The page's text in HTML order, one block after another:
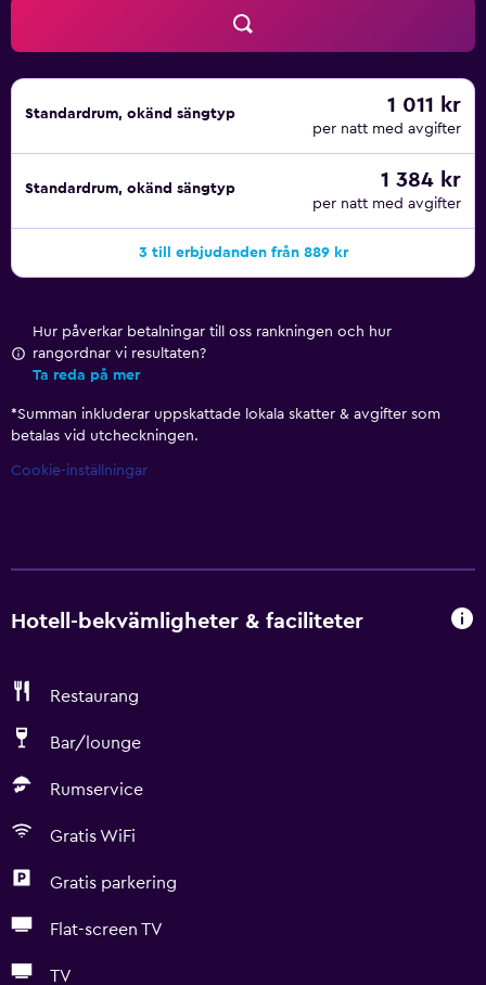
Standardrum, okänd sängtyp 1 011 kr
per natt med avgifter
Standardrum, okänd sängtyp 1 384 kr
per natt med avgifter
3 till erbjudanden från 889 kr
Hur påverkar betalningar till oss rankningen och hur
rangordnar vi resultaten?
Ta reda på mer
*Summan inkluderar uppskattade lokala skatter & avgifter som
betalas vid utcheckningen.
Cookie-inställningar
Hotell-bekvämligheter & faciliteter
Restaurang
Bar/lounge
Rumservice
Gratis WiFi
Gratis parkering
Flat-screen TV
TV